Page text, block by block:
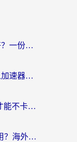
国外失落城堡用什么加速器最好？一份来自老玩家的真实指南
国外打反恐精英：全球攻势什么加速器好用？2026海外玩家国服游戏加速终极指南
在澳洲玩天下-异兽山海怎么样才能不卡？一份给南半球玩家的自救指南
使命召唤OL国外加速器哪个好用？海外玩家亲测的国服游戏加速终极指南